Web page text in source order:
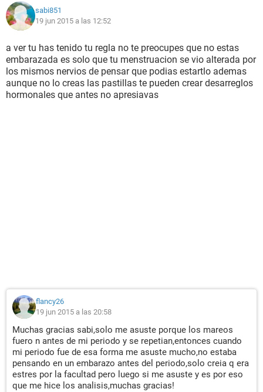
sabi851
19 jun 2015 a las 12:52
a ver tu has tenido tu regla no te preocupes que no estas
embarazada es solo que tu menstruacion se vio alterada por
los mismos nervios de pensar que podias estartlo ademas
aunque no lo creas las pastillas te pueden crear desarreglos
hormonales que antes no apresiavas
flancy26
19 jun 2015 a las 20:58
Muchas gracias sabi,solo me asuste porque los mareos
fuero n antes de mi periodo y se repetian,entonces cuando
mi periodo fue de esa forma me asuste mucho,no estaba
pensando en un embarazo antes del periodo,solo creia q era
estres por la facultad pero luego si me asuste y es por eso
que me hice los analisis,muchas gracias!